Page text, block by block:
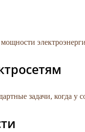
задачи, когда у